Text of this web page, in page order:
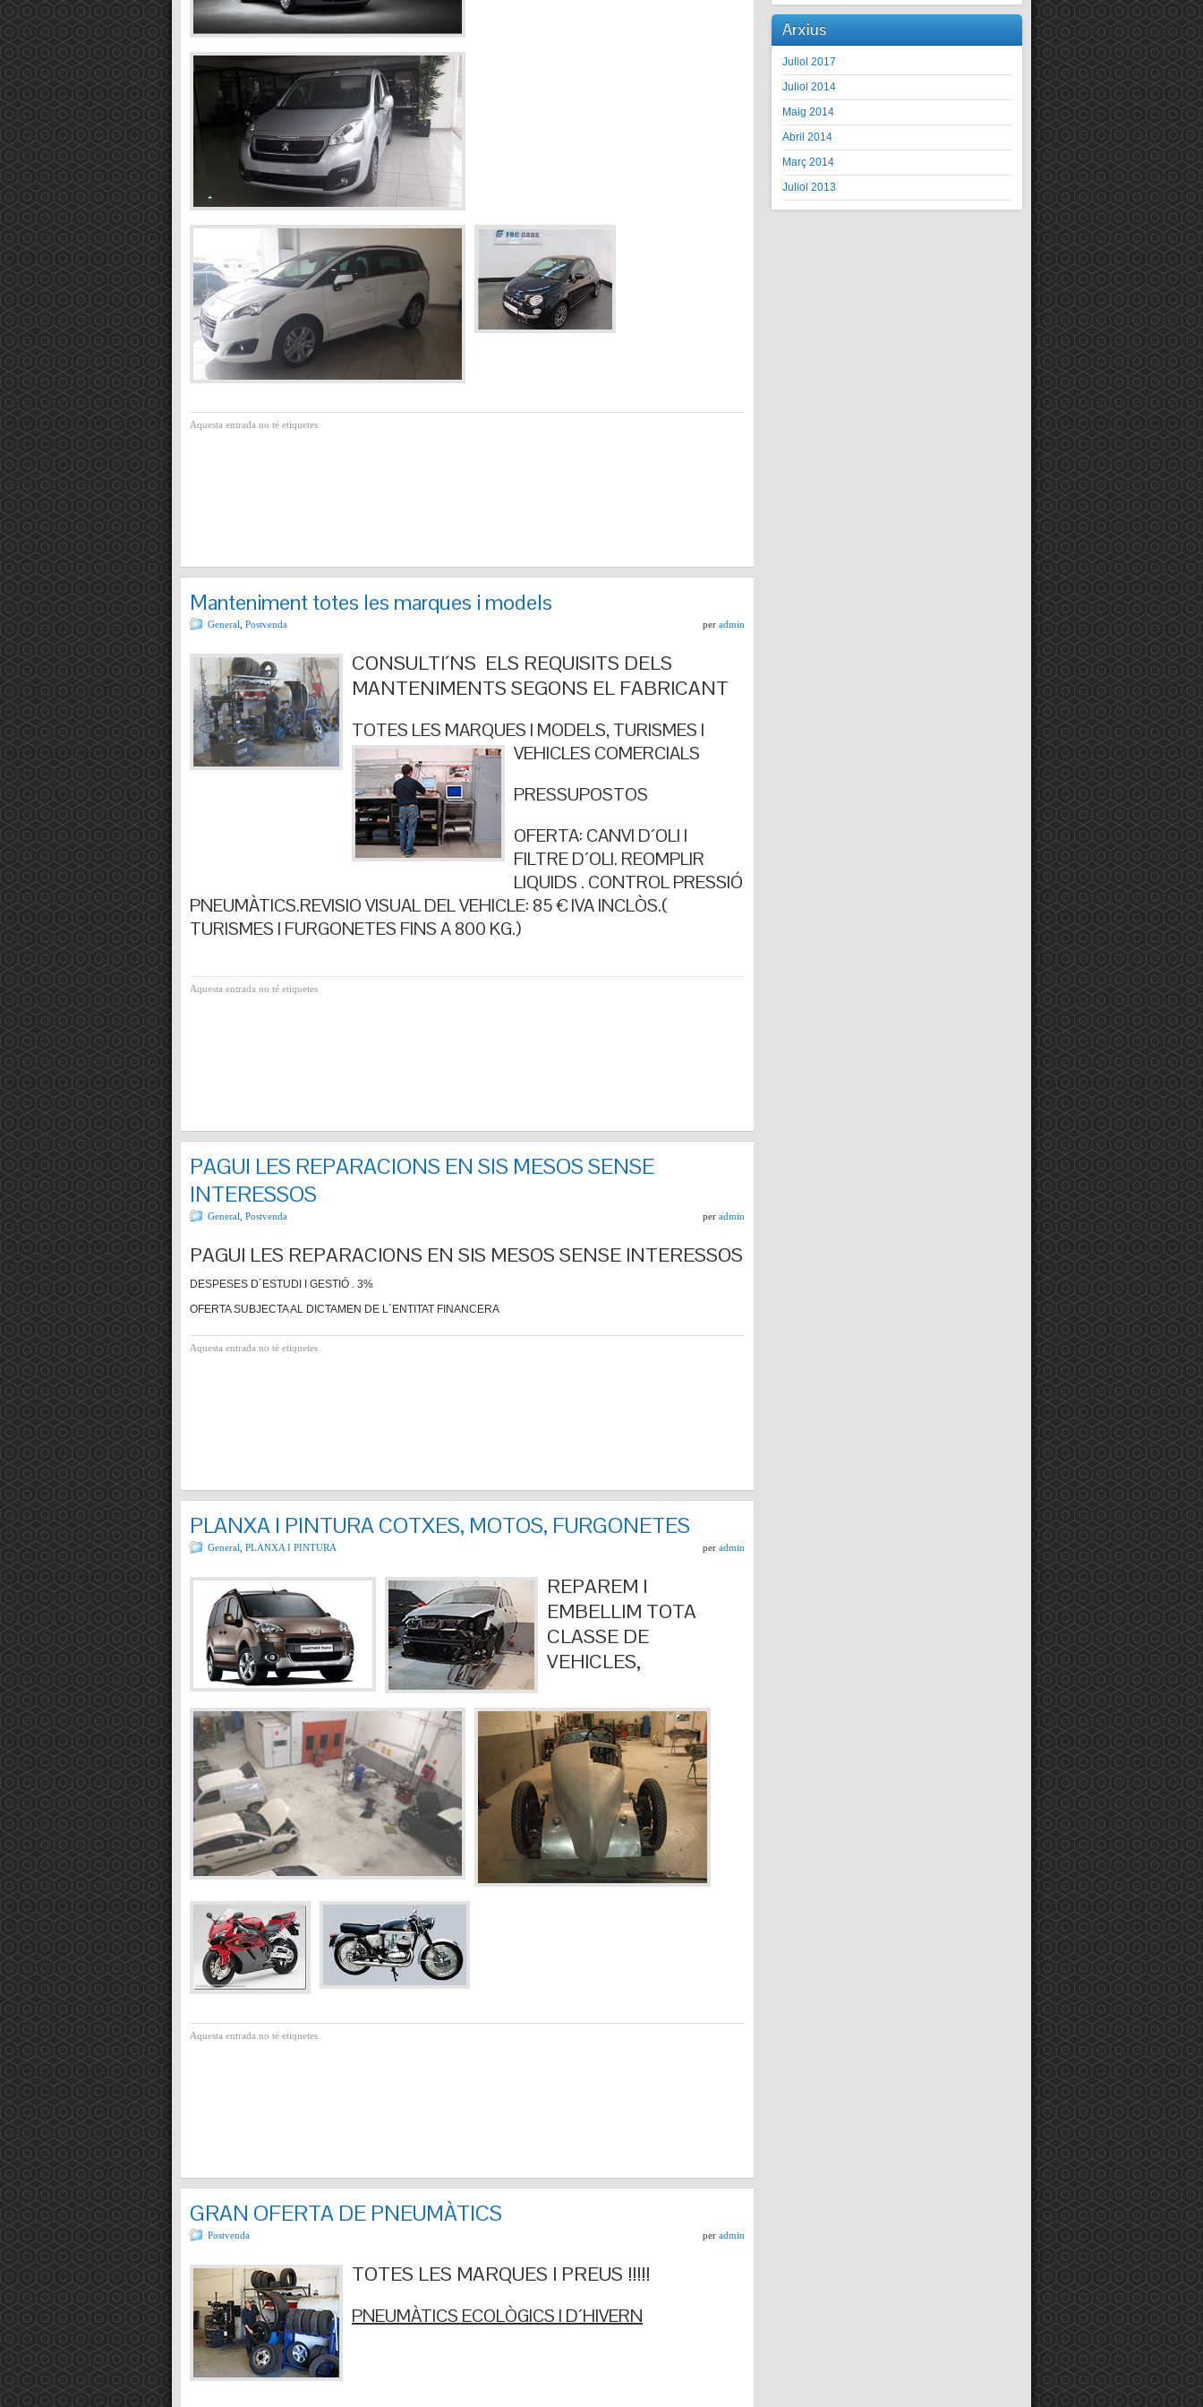
Aquesta entrada no té etiquetes
Manteniment totes les marques i models
General Postvenda per admin
CONSULTI´NS ELS REQUISITS DELS
MANTENIMENTS SEGONS EL FABRICANT
TOTES LES MARQUES I MODELS, TURISMES I
VEHICLES COMERCIALS
PRESSUPOSTOS
OFERTA: CANVI D´OLI I
FILTRE D´OLI. REOMPLIR
LIQUIDS . CONTROL PRESSIÓ
PNEUMÀTICS.REVISIO VISUAL DEL VEHICLE: 85 € IVA INCLÒS.(
TURISMES I FURGONETES FINS A 800 KG.)
Aquesta entrada no té etiquetes
PAGUI LES REPARACIONS EN SIS MESOS SENSE
INTERESSOS
General Postvenda per admin
PAGUI LES REPARACIONS EN SIS MESOS SENSE INTERESSOS
DESPESES D´ESTUDI I GESTIÓ . 3%
OFERTA SUBJECTA AL DICTAMEN DE L´ENTITAT FINANCERA
Aquesta entrada no té etiquetes
PLANXA I PINTURA COTXES, MOTOS, FURGONETES
General PLANXA I PINTURA per admin
REPAREM I
EMBELLIM TOTA
CLASSE DE
VEHICLES,
Aquesta entrada no té etiquetes
GRAN OFERTA DE PNEUMÀTICS
Postvenda per admin
TOTES LES MARQUES I PREUS !!!!!
PNEUMÀTICS ECOLÒGICS I D´HIVERN
Arxius
Juliol 2017
Juliol 2014
Maig 2014
Abril 2014
Març 2014
Juliol 2013